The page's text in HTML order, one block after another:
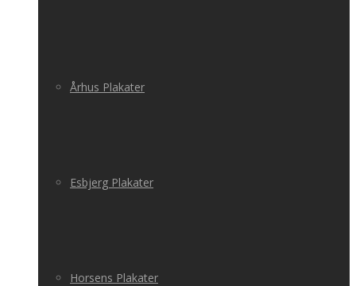
Århus Plakater
Esbjerg Plakater
Horsens Plakater